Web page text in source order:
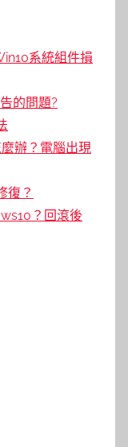
系統組件損
的問題?
辦？電腦出現
復？
？回滾後